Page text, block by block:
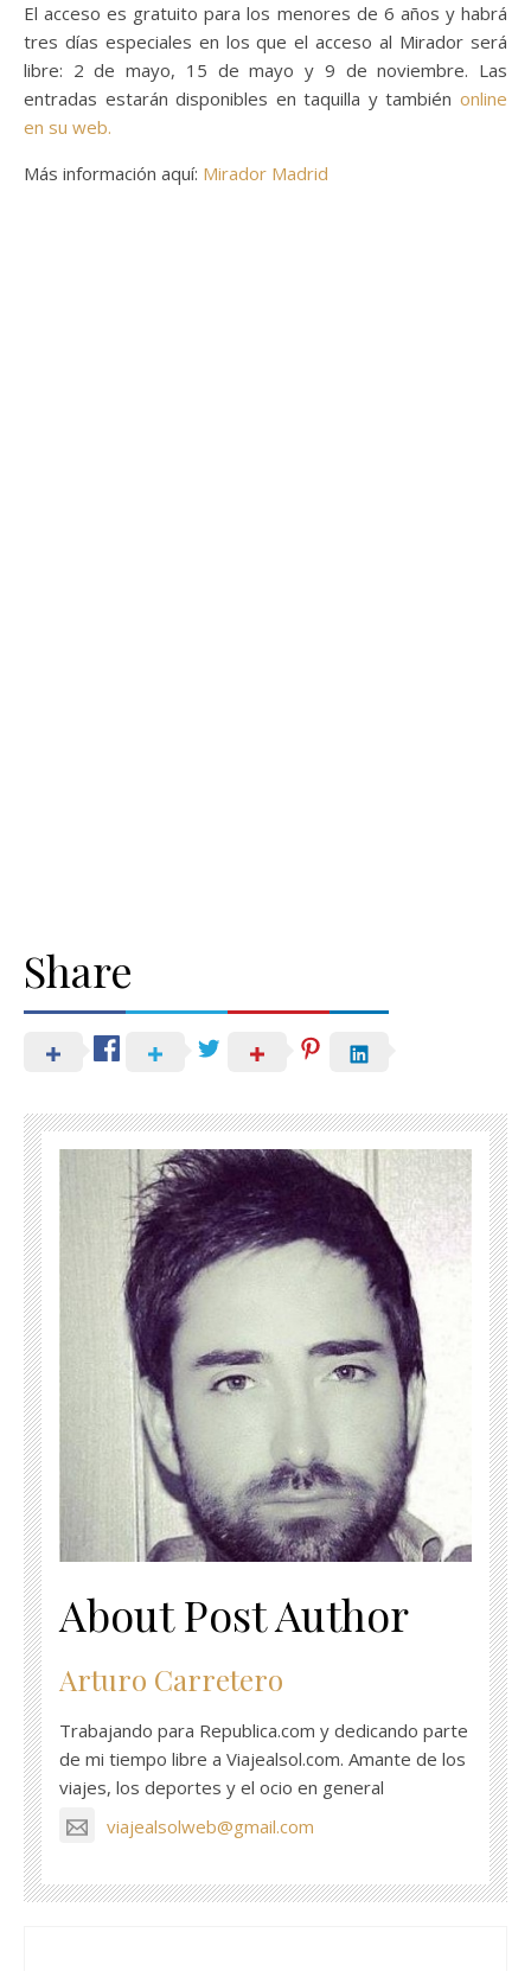
El acceso es gratuito para los menores de 6 años y habrá
tres días especiales en los que el acceso al Mirador será
libre: 2 de mayo, 15 de mayo y 9 de noviembre. Las
entradas estarán disponibles en taquilla y también online
en su web.
Más información aquí: Mirador Madrid
Share
About Post Author
Arturo Carretero
Trabajando para Republica.com y dedicando parte
de mi tiempo libre a Viajealsol.com. Amante de los
viajes, los deportes y el ocio en general
viajealsolweb@gmail.com